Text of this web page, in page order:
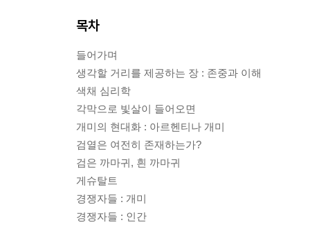
목차
들어가며
생각할 거리를 제공하는 장 : 존중과 이해
색채 심리학
각막으로 빛살이 들어오면
개미의 현대화 : 아르헨티나 개미
검열은 여전히 존재하는가?
검은 까마귀, 흰 까마귀
게슈탈트
경쟁자들 : 개미
경쟁자들 : 인간